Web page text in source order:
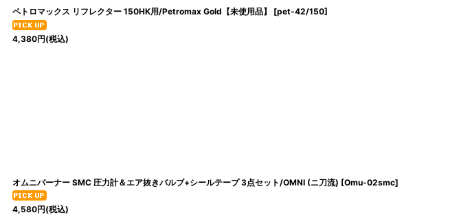
ペトロマックス リフレクター 150HK用/Petromax Gold【未使用品】 [pet-42/150]
4,380円(税込)
オムニバーナー SMC 圧力計＆エア抜きバルブ+シールテープ 3点セット/OMNI (ニ刀流) [Omu-02smc]
4,580円(税込)